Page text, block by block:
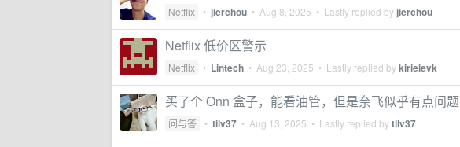
Netflix • jierchou • Aug 8, 2025 • Lastly replied by jierchou
Netflix 低价区警示
Netflix • Lintech • Aug 23, 2025 • Lastly replied bykirieievk
买了个 Onn 盒子，能看油管，但是奈飞似乎有点问题
问与答 • tilv37 • Aug 13, 2025 • Lastly replied bytilv37